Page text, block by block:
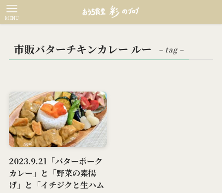
MENU
市販バターチキンカレー ルー – tag –
2023.9.21「バターポーク
カレー」と「野菜の素揚
げ」と「イチジクと生ハム